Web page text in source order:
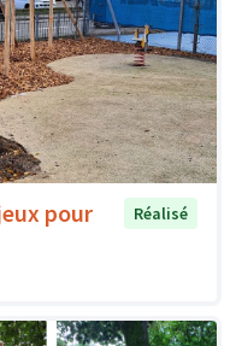
pour
Réalisé